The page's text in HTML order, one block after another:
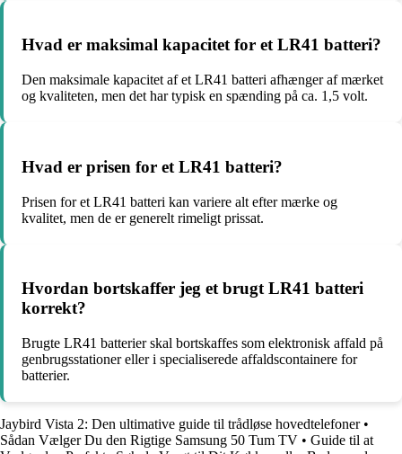
Hvad er maksimal kapacitet for et LR41 batteri?
Den maksimale kapacitet af et LR41 batteri afhænger af mærket
og kvaliteten, men det har typisk en spænding på ca. 1,5 volt.
Hvad er prisen for et LR41 batteri?
Prisen for et LR41 batteri kan variere alt efter mærke og
kvalitet, men de er generelt rimeligt prissat.
Hvordan bortskaffer jeg et brugt LR41 batteri
korrekt?
Brugte LR41 batterier skal bortskaffes som elektronisk affald på
genbrugsstationer eller i specialiserede affaldscontainere for
batterier.
Jaybird Vista 2: Den ultimative guide til trådløse hovedtelefoner•
Sådan Vælger Du den Rigtige Samsung 50 Tum TV • Guide til at